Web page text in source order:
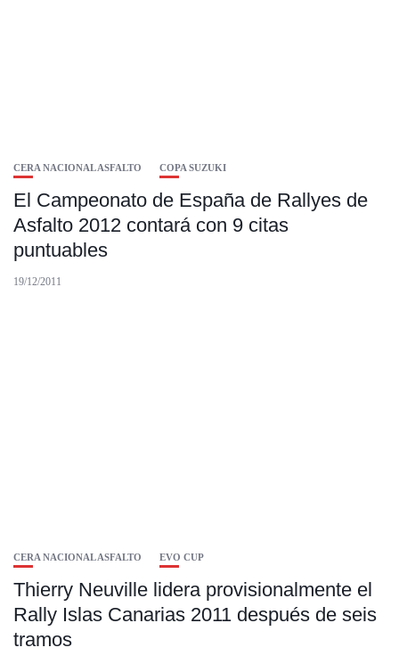
CERA NACIONAL ASFALTO COPA SUZUKI
El Campeonato de España de Rallyes de
Asfalto 2012 contará con 9 citas
puntuables
19/12/2011
CERA NACIONAL ASFALTO EVO CUP
Thierry Neuville lidera provisionalmente el
Rally Islas Canarias 2011 después de seis
tramos